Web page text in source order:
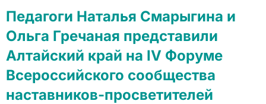
Педагоги Наталья Смарыгина и
Ольга Гречаная представили
Алтайский край на IV Форуме
Всероссийского сообщества
наставников-просветителей